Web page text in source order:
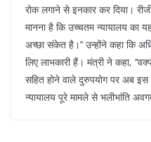
रोक लगाने से इनकार कर दिया।
मानना है कि उच्चतम न्यायालय का
अच्छा संकेत है।’’ उन्होंने कहा कि
लिए लाभकारी हैं। मंत्री ने कहा,
सहित होने वाले दुरुपयोग पर अब
न्यायालय पूरे मामले से भलीभांति